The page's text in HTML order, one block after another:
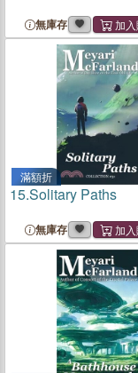
無庫存
滿額折
15.Solitary Paths
無庫存